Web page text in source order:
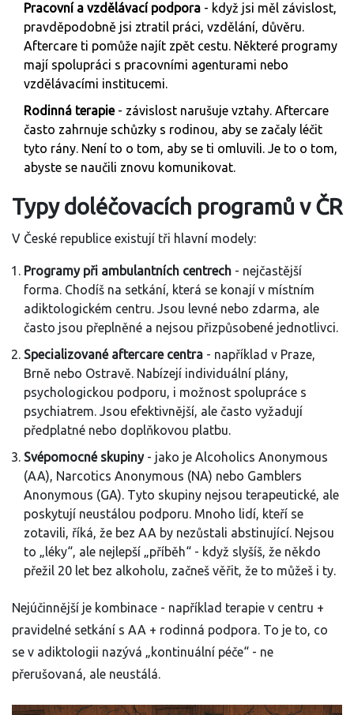
Pracovní a vzdělávací podpora - když jsi měl závislost,
pravděpodobně jsi ztratil práci, vzdělání, důvěru.
Aftercare ti pomůže najít zpět cestu. Některé programy
mají spolupráci s pracovními agenturami nebo
vzdělávacími institucemi.
Rodinná terapie- závislost narušuje vztahy. Aftercare
často zahrnuje schůzky s rodinou, aby se začaly léčit
tyto rány. Není to o tom, aby se ti omluvili. Je to o tom,
abyste se naučili znovu komunikovat.
Typy doléčovacích programů v ČR
V České republice existují tři hlavní modely:
Programy při ambulantních centrech - nejčastější
forma. Chodíš na setkání, která se konají v místním
adiktologickém centru. Jsou levné nebo zdarma, ale
často jsou přeplněné a nejsou přizpůsobené jednotlivci.
Specializované aftercare centra - například v Praze,
Brně nebo Ostravě. Nabízejí individuální plány,
psychologickou podporu, i možnost spolupráce s
psychiatrem. Jsou efektivnější, ale často vyžadují
předplatné nebo doplňkovou platbu.
Svépomocné skupiny- jako je Alcoholics Anonymous
(AA), Narcotics Anonymous (NA) nebo Gamblers
Anonymous (GA). Tyto skupiny nejsou terapeutické, ale
poskytují neustálou podporu. Mnoho lidí, kteří se
zotavili, říká, že bez AA by nezůstali abstinující. Nejsou
to „léky“, ale nejlepší „příběh“ - když slyšíš, že někdo
přežil 20 let bez alkoholu, začneš věřit, že to můžeš i ty.
Nejúčinnější je kombinace - například terapie v centru +
pravidelné setkání s AA + rodinná podpora. To je to, co
se v adiktologii nazývá „kontinuální péče“ - ne
přerušovaná, ale neustálá.